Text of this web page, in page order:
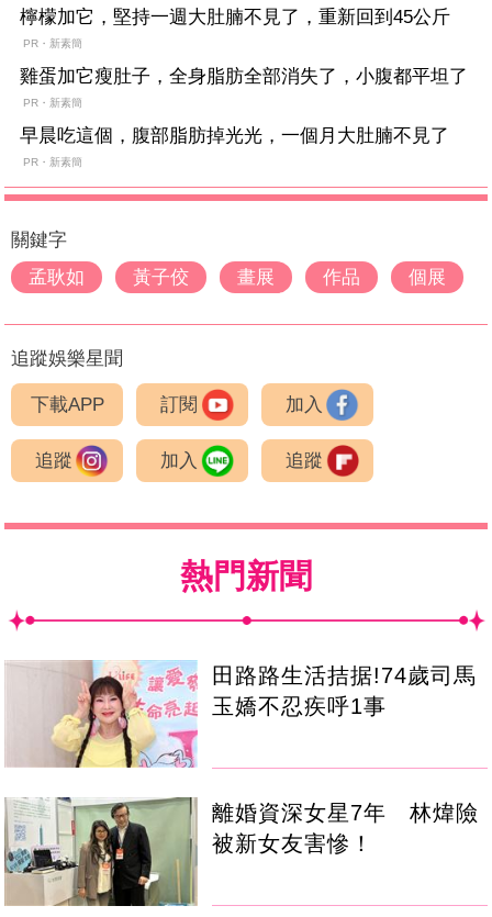
檸檬加它，堅持一週大肚腩不見了，重新回到45公斤
PR・新素簡
雞蛋加它瘦肚子，全身脂肪全部消失了，小腹都平坦了
PR・新素簡
早晨吃這個，腹部脂肪掉光光，一個月大肚腩不見了
PR・新素簡
關鍵字
孟耿如
黃子佼 畫展 作品 個展
追蹤娛樂星聞
下載APP 訂閱 加入
追蹤 加入 追蹤
熱門新聞
田路路生活拮据!74歲司馬
玉嬌不忍疾呼1事
離婚資深女星7年 林煒險
被新女友害慘！